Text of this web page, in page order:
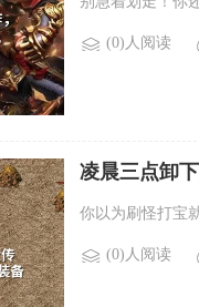
(0)人阅读
凌晨三点卸
你以为刷怪打宝
(0)人阅读